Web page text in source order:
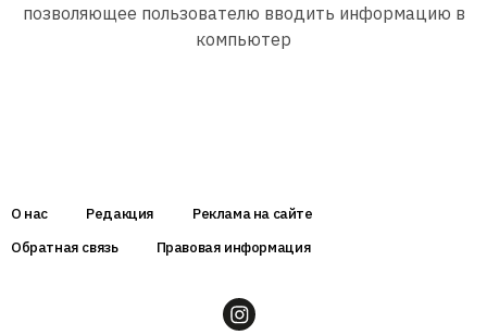
позволяющее пользователю вводить информацию в
компьютер
О нас Редакция
Реклама на сайте
Обратная связь
Правовая информация